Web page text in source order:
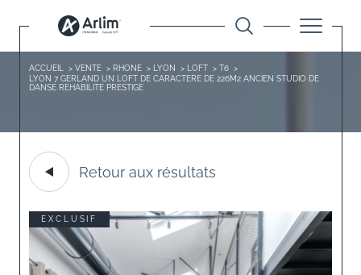
ACCUEIL VENTE RHONE LYON LOFT
T6
LYON 7 GERLAND UN LOFT DE CARACTERE DE 226M2 ANCIEN STUDIO DE
DANSE REHABILITE PRESTIGE
Retour aux résultats
EXCLUSIF